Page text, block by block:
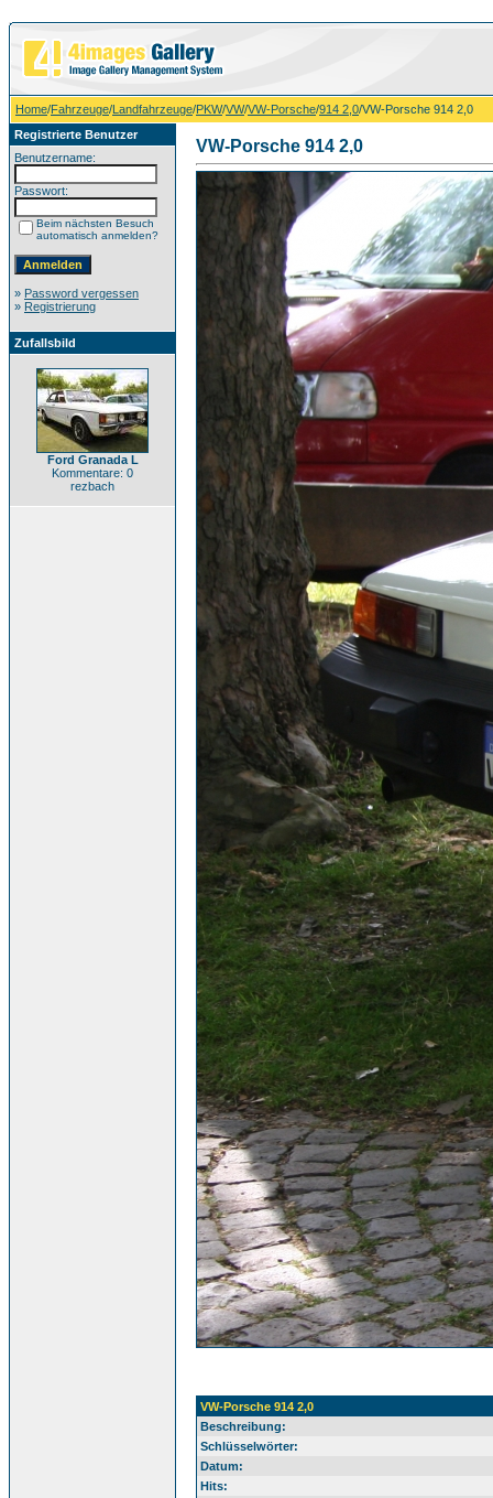
Home/Fahrzeuge/Landfahrzeuge/PKW/VW/VW-Porsche/914 2,0/VW-Porsche 914 2,0
Registrierte Benutzer
Benutzername:
Passwort:
Beim nächsten Besuch
automatisch anmelden?
» Password vergessen
» Registrierung
Zufallsbild
Ford Granada L
Kommentare: 0
rezbach
VW-Porsche 914 2,0
VW-Porsche 914 2,0
Beschreibung:
Schlüsselwörter:
Datum:
Hits: